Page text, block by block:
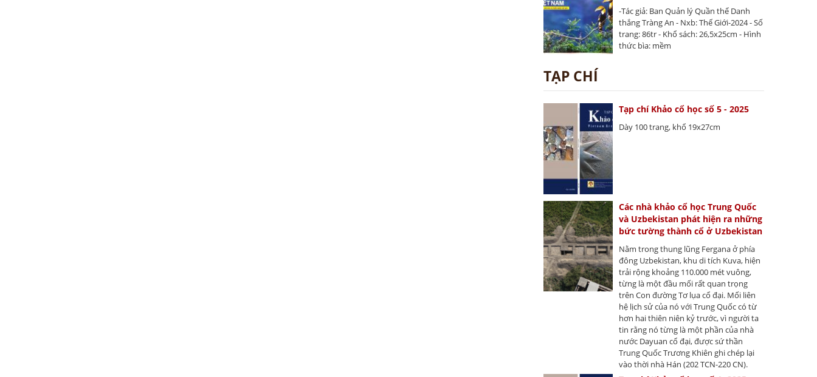
-Tác giả: Ban Quản lý Quần thể Danh
thắng Tràng An - Nxb: Thế Giới-2024 - Số
trang: 86tr - Khổ sách: 26,5x25cm - Hình
thức bìa: mềm
TẠP CHÍ
Tạp chí Khảo cổ học số 5 - 2025
Dày 100 trang, khổ 19x27cm
Các nhà khảo cổ học Trung Quốc
và Uzbekistan phát hiện ra những
bức tường thành cổ ở Uzbekistan
Nằm trong thung lũng Fergana ở phía
đông Uzbekistan, khu di tích Kuva, hiện
trải rộng khoảng 110.000 mét vuông,
từng là một đầu mối rất quan trọng
trên Con đường Tơ lụa cổ đại. Mối liên
hệ lịch sử của nó với Trung Quốc có từ
hơn hai thiên niên kỷ trước, vì người ta
tin rằng nó từng là một phần của nhà
nước Dayuan cổ đại, được sứ thần
Trung Quốc Trương Khiên ghi chép lại
vào thời nhà Hán (202 TCN-220 CN).